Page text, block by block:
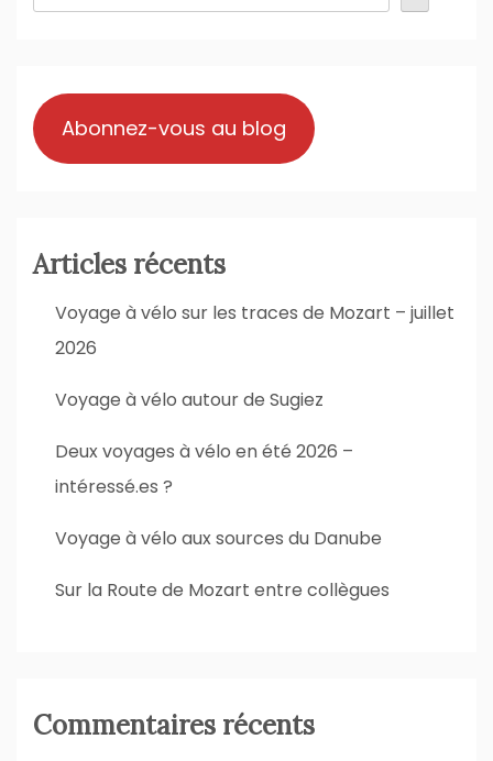
Abonnez-vous au blog
Articles récents
Voyage à vélo sur les traces de Mozart – juillet
2026
Voyage à vélo autour de Sugiez
Deux voyages à vélo en été 2026 –
intéressé.es ?
Voyage à vélo aux sources du Danube
Sur la Route de Mozart entre collègues
Commentaires récents